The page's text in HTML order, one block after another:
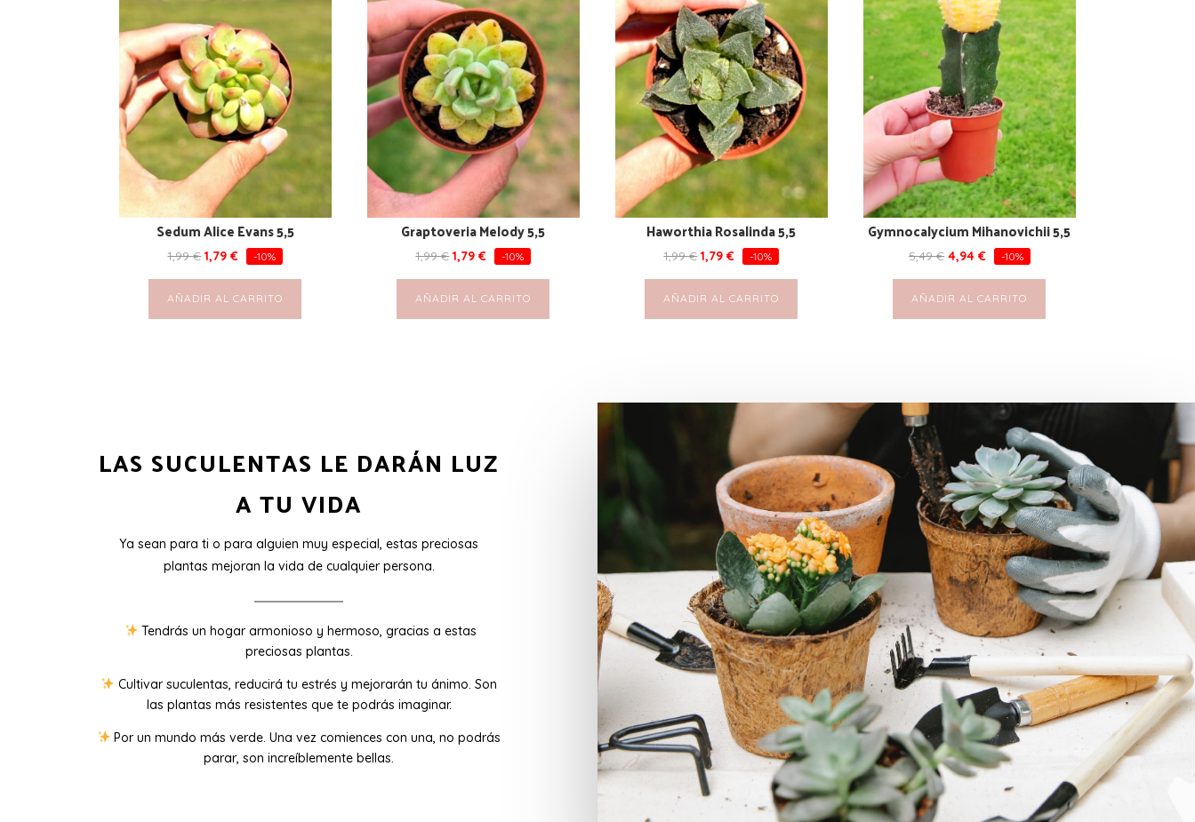
Sedum Alice Evans 5,5
1,99€ 1,79€ -10%
AÑADIR AL CARRITO
Graptoveria Melody 5,5
1,99€ 1,79€ -10%
AÑADIR AL CARRITO
Haworthia Rosalinda 5,5
1,99€ 1,79€ -10%
AÑADIR AL CARRITO
Gymnocalycium Mihanovichii 5,5
5,49€ 4,94 € -10%
AÑADIR AL CARRITO
LAS SUCULENTAS LE DARÁN LUZ
A TU VIDA
Ya sean para ti o para alguien muy especial, estas preciosas
plantas mejoran la vida de cualquier persona.
Tendrás un hogar armonioso y hermoso, gracias a estas
preciosas plantas.
Cultivar suculentas, reducirá tu estrés y mejorarán tu ánimo. Son
las plantas más resistentes que te podrás imaginar.
Por un mundo más verde. Una vez comiences con una, no podrás
parar, son increíblemente bellas.